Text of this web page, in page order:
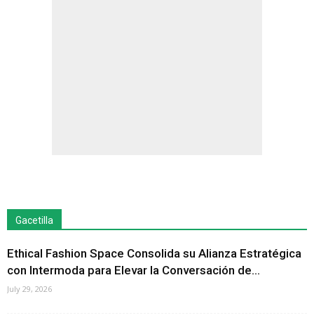
Gacetilla
Ethical Fashion Space Consolida su Alianza Estratégica
con Intermoda para Elevar la Conversación de...
July 29, 2026